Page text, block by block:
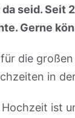
seid. Seit
Gerne
die
in
ist